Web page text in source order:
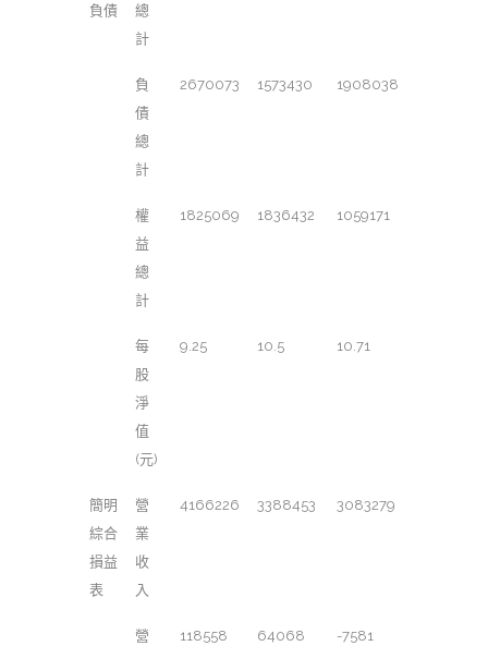
負債
總
計
負
債
總
計
2670073 1573430 1908038
權
益
總
計
1825069 1836432 1059171
每
股
淨
值
(元)
9.25 10.5 10.71
簡明
綜合
損益
表
營
業
收
入
4166226 3388453 3083279
營 118558 64068 -7581